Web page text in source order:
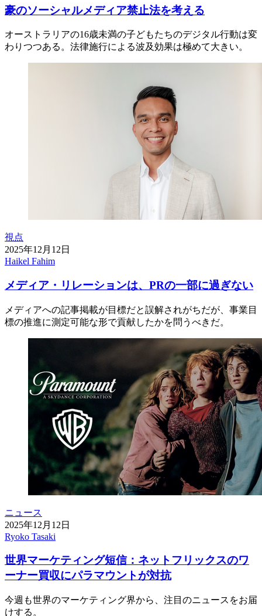
豪のソーシャルメディア禁止法を考える
オーストラリアの16歳未満の子どもたちのデジタル行動は変
わりつつある。法律施行による波及効果は極めて大きい。
視点
2025年12月12日
Haikel Fahim
メディア・リレーションは、PRの一部に過ぎない
メディアへの記事掲載が目標だと誤解されがちだが、事業目
標の推進に測定可能な形で貢献したかを問うべきだ。
ニュース
2025年12月12日
Ryoko Tasaki
世界マーケティング短信：ネットフリックスのワ
ーナー買収にパラマウントが対抗
今週も世界のマーケティング界から、注目のニュースをお届
けする。